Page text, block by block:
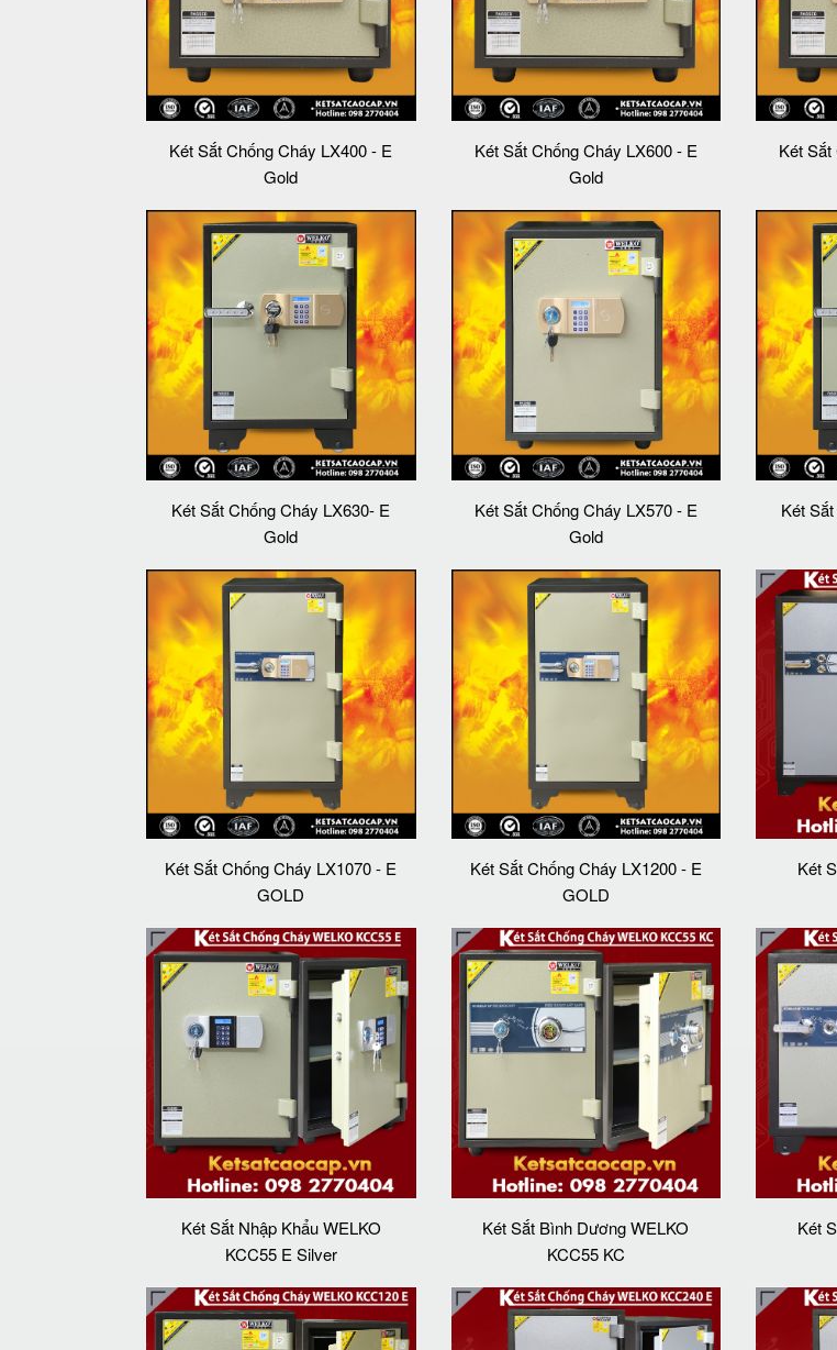
Két Sắt Chống Cháy LX400 - E
Gold
Két Sắt Chống Cháy LX600 - E
Gold
Két
Két Sắt Chống Cháy LX630- E
Gold
Két Sắt Chống Cháy LX570 - E
Gold
Két
Két Sắt Chống Cháy LX1070 - E
GOLD
Két Sắt Chống Cháy LX1200 - E
GOLD
Két
Két Sắt Nhập Khẩu WELKO
KCC55 E Silver
Két Sắt Bình Dương WELKO
KCC55 KC
Két